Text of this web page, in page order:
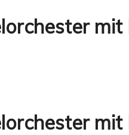
mit
mit